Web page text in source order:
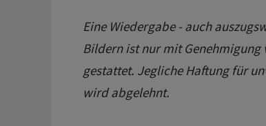
Eine Wiedergabe - auch
Bildern ist nur mit Genehmigung
gestattet. Jegliche Haftung für
wird abgelehnt.